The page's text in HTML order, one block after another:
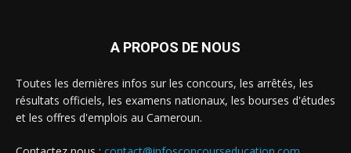
A PROPOS DE NOUS
Toutes les dernières infos sur les concours, les arrêtés, les
résultats officiels, les examens nationaux, les bourses d'études
et les offres d'emplois au Cameroun.